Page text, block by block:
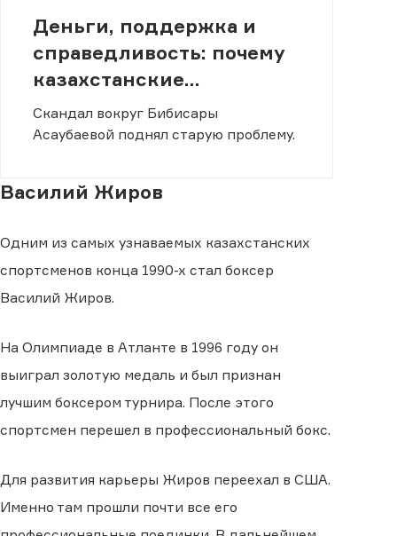
Деньги, поддержка и
справедливость: почему
казахстанские
спортсмены
конфликтуют с
Скандал вокруг Бибисары
Асаубаевой поднял старую проблему.
Василий Жиров
Одним из самых узнаваемых казахстанских
спортсменов конца 1990-х стал боксер
Василий Жиров.
На Олимпиаде в Атланте в 1996 году он
выиграл золотую медаль и был признан
лучшим боксером турнира. После этого
спортсмен перешел в профессиональный бокс.
Для развития карьеры Жиров переехал в США.
Именно там прошли почти все его